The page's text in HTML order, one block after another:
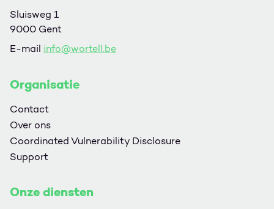
Sluisweg 1
9000 Gent
E-mail info@wortell.be
Organisatie
Contact
Over ons
Coordinated Vulnerability Disclosure
Support
Onze diensten